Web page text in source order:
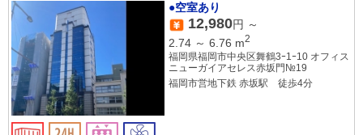
●空室あり
12,980円 ～
2.74 ～ 6.76 m2
福岡県福岡市中央区舞鶴3ｰ1ｰ10 オフィス
ニューガイアセレス赤坂門№19
福岡市営地下鉄 赤坂駅 徒歩4分